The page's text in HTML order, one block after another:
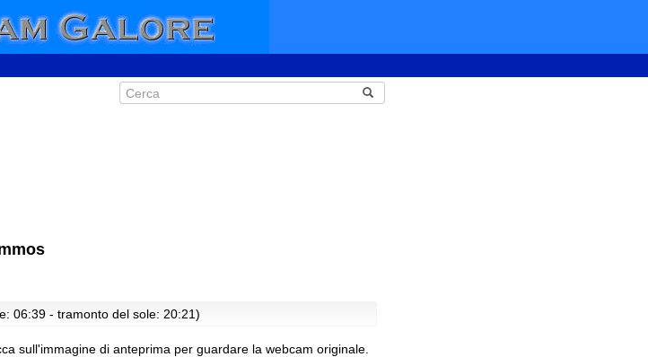
06:39 - tramonto del sole: 20:21)
sull'immagine di anteprima per guardare la webcam originale.